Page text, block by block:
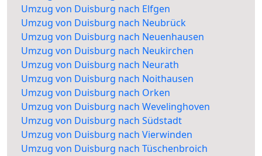
Umzug von Duisburg nach Elfgen
Umzug von Duisburg nach Neubrück
Umzug von Duisburg nach Neuenhausen
Umzug von Duisburg nach Neukirchen
Umzug von Duisburg nach Neurath
Umzug von Duisburg nach Noithausen
Umzug von Duisburg nach Orken
Umzug von Duisburg nach Wevelinghoven
Umzug von Duisburg nach Südstadt
Umzug von Duisburg nach Vierwinden
Umzug von Duisburg nach Tüschenbroich